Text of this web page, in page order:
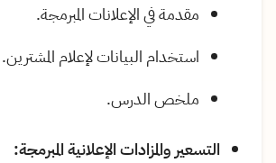
مقدمة في الإعلانات المبرمجة.
استخدام البيانات لإعلام المشترين.
ملخص الدرس.
التسعير والمزادات الإعلانية المبرمجة: